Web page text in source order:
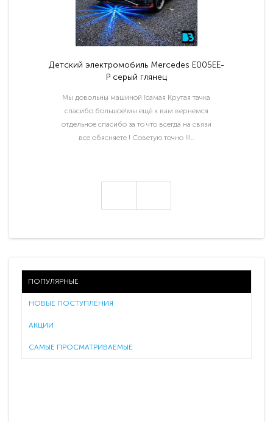
Детский электромобиль Mercedes E005EE-
P серый глянец
Мы довольны машиной !самая Крутая тачка
спасибо большое!мы ещё к вам вернемся
отдельное спасибо за то что всегда на связи
все обясняете ! Советую точно !!!..
ПОПУЛЯРНЫЕ
НОВЫЕ ПОСТУПЛЕНИЯ
АКЦИИ
САМЫЕ ПРОСМАТРИВАЕМЫЕ